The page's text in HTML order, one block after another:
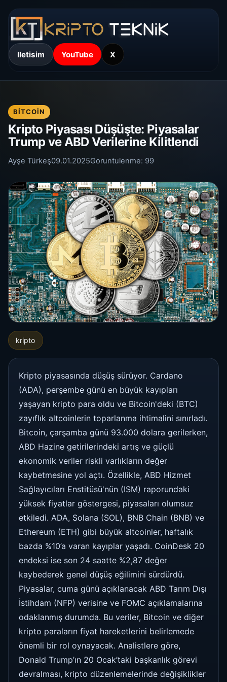
Iletisim YouTube X
BITCOIN
Kripto Piyasası Düşüşte: Piyasalar
Trump ve ABD Verilerine Kilitlendi
Ayşe Türkeş09.01.2025Goruntulenme: 99
kripto
Kripto piyasasında düşüş sürüyor. Cardano
(ADA), perşembe günü en büyük kayıpları
yaşayan kripto para oldu ve Bitcoin'deki (BTC)
zayıflık altcoinlerin toparlanma ihtimalini sınırladı.
Bitcoin, çarşamba günü 93.000 dolara gerilerken,
ABD Hazine getirilerindeki artış ve güçlü
ekonomik veriler riskli varlıkların değer
kaybetmesine yol açtı. Özellikle, ABD Hizmet
Sağlayıcıları Enstitüsü'nün (ISM) raporundaki
yüksek fiyatlar göstergesi, piyasaları olumsuz
etkiledi. ADA, Solana (SOL), BNB Chain (BNB) ve
Ethereum (ETH) gibi büyük altcoinler, haftalık
bazda %10’a varan kayıplar yaşadı. CoinDesk 20
endeksi ise son 24 saatte %2,87 değer
kaybederek genel düşüş eğilimini sürdürdü.
Piyasalar, cuma günü açıklanacak ABD Tarım Dışı
İstihdam (NFP) verisine ve FOMC açıklamalarına
odaklanmış durumda. Bu veriler, Bitcoin ve diğer
kripto paraların fiyat hareketlerini belirlemede
önemli bir rol oynayacak. Analistlere göre,
Donald Trump’ın 20 Ocak’taki başkanlık görevi
devralması, kripto düzenlemelerinde değişiklikler